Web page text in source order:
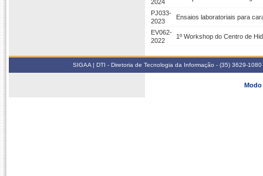
2024
PJ033-
2023
Ensaios laboratoriais para
EV062-
2022
1º Workshop do Centro de
SIGAA | DTI - Diretoria de Tecnologia da Informação - (35) 3629-
Modo